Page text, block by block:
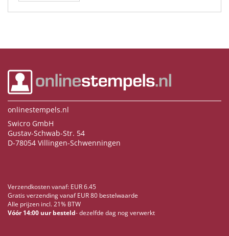
onlinestempels.nl
Swicro GmbH
Gustav-Schwab-Str. 54
D-78054 Villingen-Schwenningen
Verzendkosten vanaf: EUR 6.45
Gratis verzending vanaf EUR 80 bestelwaarde
Alle prijzen incl. 21% BTW
Vóór 14:00 uur besteld- dezelfde dag nog verwerkt